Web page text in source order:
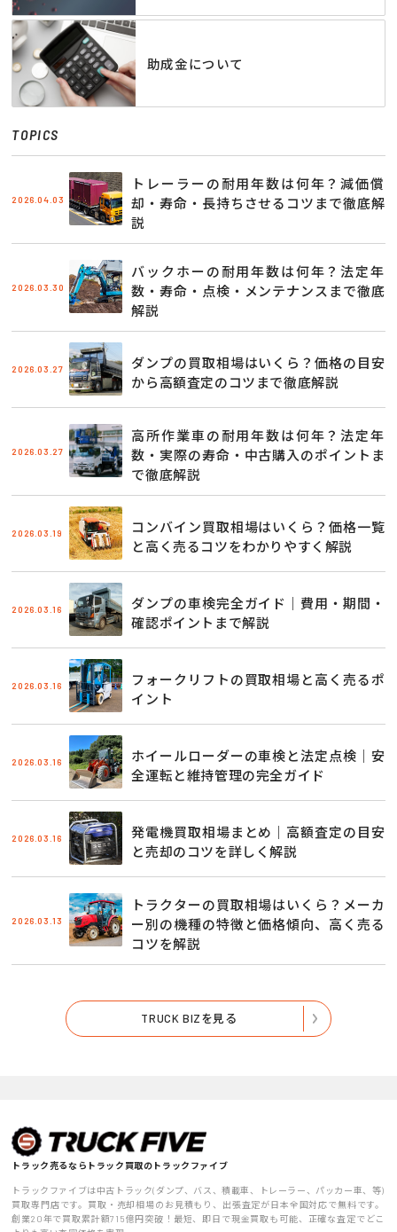
助成金について
TOPICS
2026.04.03
トレーラーの耐用年数は何年？減価償
却・寿命・長持ちさせるコツまで徹底解
説
2026.03.30
バックホーの耐用年数は何年？法定年
数・寿命・点検・メンテナンスまで徹底
解説
2026.03.27
ダンプの買取相場はいくら？価格の目安
から高額査定のコツまで徹底解説
2026.03.27
高所作業車の耐用年数は何年？法定年
数・実際の寿命・中古購入のポイントま
で徹底解説
2026.03.19
コンバイン買取相場はいくら？価格一覧
と高く売るコツをわかりやすく解説
2026.03.16
ダンプの車検完全ガイド｜費用・期間・
確認ポイントまで解説
2026.03.16
フォークリフトの買取相場と高く売るポ
イント
2026.03.16
ホイールローダーの車検と法定点検｜安
全運転と維持管理の完全ガイド
2026.03.16
発電機買取相場まとめ｜高額査定の目安
と売却のコツを詳しく解説
2026.03.13
トラクターの買取相場はいくら？メーカ
ー別の機種の特徴と価格傾向、高く売る
コツを解説
TRUCK BIZを見る
トラック売るならトラック買取のトラックファイブ
トラックファイブは中古トラック(ダンプ、バス、積載車、トレーラー、パッカー車、等)
買取専門店です。買取・売却相場のお見積もり、出張査定が日本全国対応で無料です。
創業20年で買取累計額715億円突破！最短、即日で現金買取も可能、正確な査定でどこ